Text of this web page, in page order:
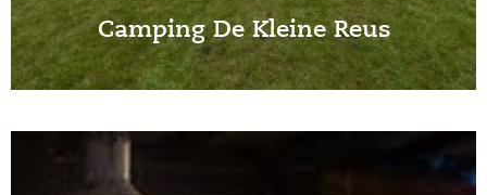
Camping De Kleine Reus